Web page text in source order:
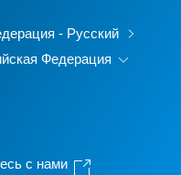
- Русский
Федерация
с нами